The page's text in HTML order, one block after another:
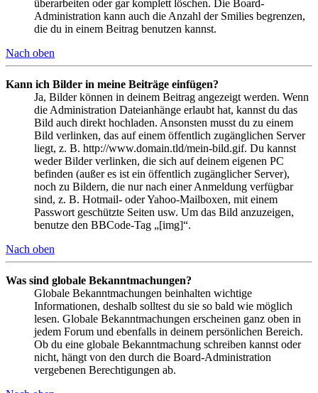
überarbeiten oder gar komplett löschen. Die Board-
Administration kann auch die Anzahl der Smilies begrenzen,
die du in einem Beitrag benutzen kannst.
Nach oben
Kann ich Bilder in meine Beiträge einfügen?
Ja, Bilder können in deinem Beitrag angezeigt werden. Wenn
die Administration Dateianhänge erlaubt hat, kannst du das
Bild auch direkt hochladen. Ansonsten musst du zu einem
Bild verlinken, das auf einem öffentlich zugänglichen Server
liegt, z. B. http://www.domain.tld/mein-bild.gif. Du kannst
weder Bilder verlinken, die sich auf deinem eigenen PC
befinden (außer es ist ein öffentlich zugänglicher Server),
noch zu Bildern, die nur nach einer Anmeldung verfügbar
sind, z. B. Hotmail- oder Yahoo-Mailboxen, mit einem
Passwort geschützte Seiten usw. Um das Bild anzuzeigen,
benutze den BBCode-Tag „[img]“.
Nach oben
Was sind globale Bekanntmachungen?
Globale Bekanntmachungen beinhalten wichtige
Informationen, deshalb solltest du sie so bald wie möglich
lesen. Globale Bekanntmachungen erscheinen ganz oben in
jedem Forum und ebenfalls in deinem persönlichen Bereich.
Ob du eine globale Bekanntmachung schreiben kannst oder
nicht, hängt von den durch die Board-Administration
vergebenen Berechtigungen ab.